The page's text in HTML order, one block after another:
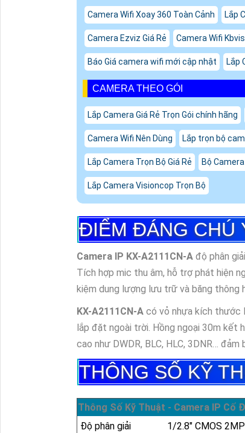
Camera Wifi Xoay 360 Toàn Cảnh Lắp
Camera Ezviz Giá Rẻ Camera Wifi
Báo Giá camera wifi mới cập nhật Lắp
CAMERA THEO GÓI
Lắp Camera Giá Rẻ Trọn Gói chính hãng
Camera Wifi Nên Dùng Lắp trọn bộ
Lắp Camera Trọn Bộ Giá Rẻ Bộ
Lắp Camera Visioncop Trọn Bộ
ĐIỂM ĐÁNG CHÚ
Camera IP KX-A2111CN-A độ phân
Tích hợp mic thu âm, hỗ trợ phát hiện
kiệm dung lượng lưu trữ và băng thông
KX-A2111CN-A có vỏ nhựa kích thước
lắp đặt ngoài trời. Hồng ngoại 30m kết
cao như DWDR, BLC, HLC, 3DNR…
THÔNG SỐ KỸ
Thông Số Kỹ Thuật - Camera IP Cố
Độ phân giải
1/2.8" CMOS